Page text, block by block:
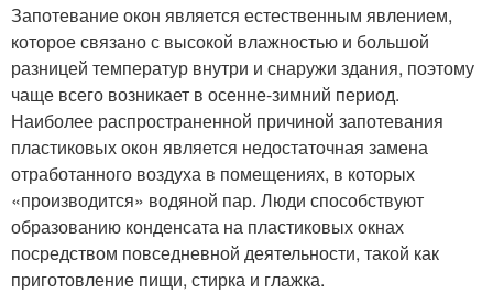
Запотевание окон является естественным явлением,
которое связано с высокой влажностью и большой
разницей температур внутри и снаружи здания, поэтому
чаще всего возникает в осенне-зимний период.
Наиболее распространенной причиной запотевания
пластиковых окон является недостаточная замена
отработанного воздуха в помещениях, в которых
«производится» водяной пар. Люди способствуют
образованию конденсата на пластиковых окнах
посредством повседневной деятельности, такой как
приготовление пищи, стирка и глажка.